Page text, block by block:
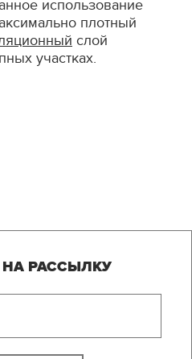
использование
плотный
слой
участках.
РАССЫЛКУ